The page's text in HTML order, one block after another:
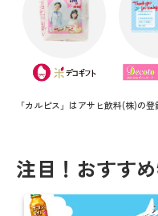
「カルピス」はアサヒ飲料(株)の登
注目！おすす